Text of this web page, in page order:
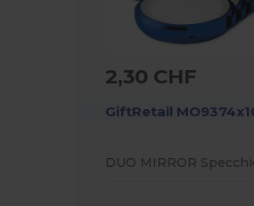
2,30 CHF
GiftRetail